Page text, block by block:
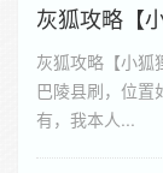
灰狐攻略【
灰狐攻略【小狐
巴陵县刷，位置
有，我本人...